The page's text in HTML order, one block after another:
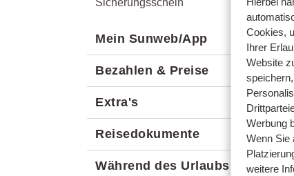
Cookies,
Ihrer
Website
Werbung
Wenn Sie
weitere
Sicherungsschein
Mein Sunweb/App
Bezahlen & Preise
Extra's
Reisedokumente
Während des Urlaubs